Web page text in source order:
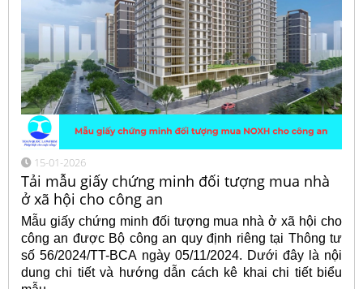
15-01-2026
Tải mẫu giấy chứng minh đối tượng mua nhà
ở xã hội cho công an
Mẫu giấy chứng minh đối tượng mua nhà ở xã hội cho
công an được Bộ công an quy định riêng tại Thông tư
số 56/2024/TT-BCA ngày 05/11/2024. Dưới đây là nội
dung chi tiết và hướng dẫn cách kê khai chi tiết biểu